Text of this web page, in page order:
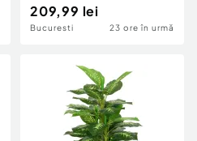
documente, cu raft
deschis și 2 sertare, din
40x35x60 cm, stejar
209,99 lei
Bucuresti 23 ore în urmă